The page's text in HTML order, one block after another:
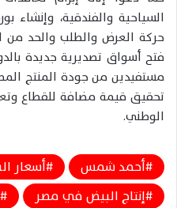
السياحية والفندقية،
حركة العرض والطلب والحد من
فتح أسواق تصديرية جديدة
مستفيدين من جودة المنتج
تحقيق قيمة مضافة للقطاع
الوطني.
أحمد شمس
أسعار
إنتاج البيض في مصر